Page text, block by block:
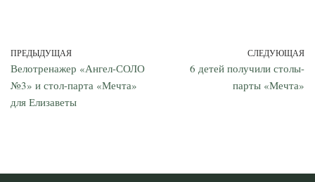
ПРЕДЫДУЩАЯ
Велотренажер «Ангел-СОЛО
№3» и стол-парта «Мечта»
для Елизаветы
СЛЕДУЮЩАЯ
6 детей получили столы-
парты «Мечта»